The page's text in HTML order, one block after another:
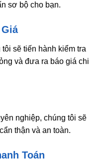
sơ bộ cho bạn.
sẽ tiến hành kiểm tra
và đưa ra báo giá chi
nghiệp, chúng tôi sẽ
thận và an toàn.
Toán